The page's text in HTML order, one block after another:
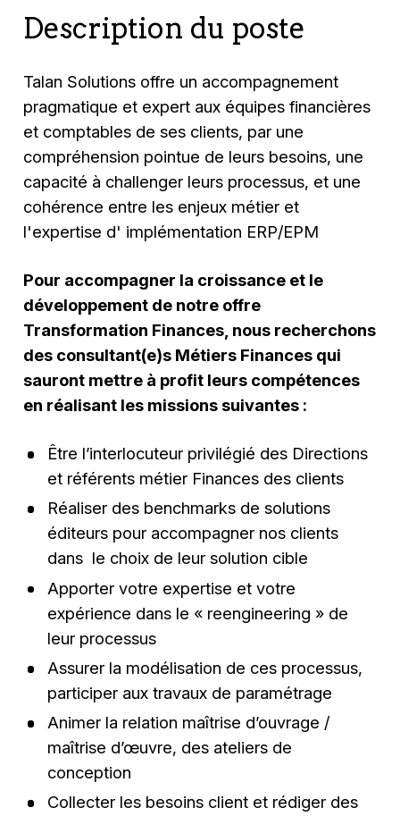
Description du poste
Talan Solutions offre un accompagnement
pragmatique et expert aux équipes financières
et comptables de ses clients, par une
compréhension pointue de leurs besoins, une
capacité à challenger leurs processus, et une
cohérence entre les enjeux métier et
l'expertise d' implémentation ERP/EPM
Pour accompagner la croissance et le
développement de notre offre
Transformation Finances, nous recherchons
des consultant(e)s Métiers Finances qui
sauront mettre à profit leurs compétences
en réalisant les missions suivantes :
Être l’interlocuteur privilégié des Directions
et référents métier Finances des clients
Réaliser des benchmarks de solutions
éditeurs pour accompagner nos clients
dans le choix de leur solution cible
Apporter votre expertise et votre
expérience dans le « reengineering » de
leur processus
Assurer la modélisation de ces processus,
participer aux travaux de paramétrage
Animer la relation maîtrise d’ouvrage /
maîtrise d’œuvre, des ateliers de
conception
Collecter les besoins client et rédiger des